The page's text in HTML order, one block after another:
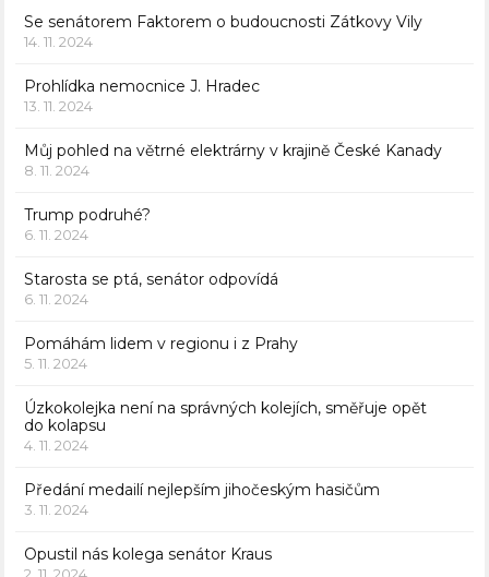
Se senátorem Faktorem o budoucnosti Zátkovy Vily
14. 11. 2024
Prohlídka nemocnice J. Hradec
13. 11. 2024
Můj pohled na větrné elektrárny v krajině České Kanady
8. 11. 2024
Trump podruhé?
6. 11. 2024
Starosta se ptá, senátor odpovídá
6. 11. 2024
Pomáhám lidem v regionu i z Prahy
5. 11. 2024
Úzkokolejka není na správných kolejích, směřuje opět
do kolapsu
4. 11. 2024
Předání medailí nejlepším jihočeským hasičům
3. 11. 2024
Opustil nás kolega senátor Kraus